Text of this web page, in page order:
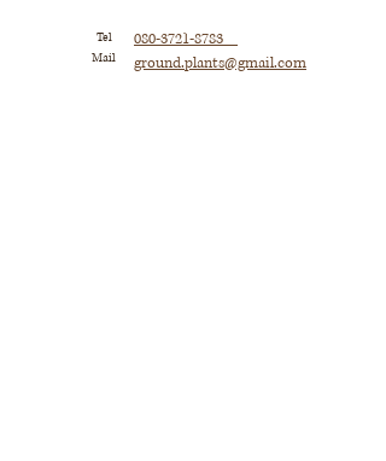
Tel
Mail
080-3721-8783
ground.plants@gmail.com